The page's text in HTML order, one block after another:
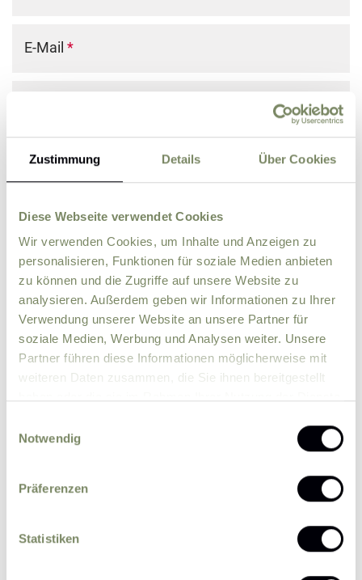
Zustimmung Details Über Cookies
Diese Webseite verwendet Cookies
Wir verwenden Cookies, um Inhalte und Anzeigen zu
personalisieren, Funktionen für soziale Medien anbieten
zu können und die Zugriffe auf unsere Website zu
analysieren. Außerdem geben wir Informationen zu Ihrer
Verwendung unserer Website an unsere Partner für
soziale Medien, Werbung und Analysen weiter. Unsere
Partner führen diese Informationen möglicherweise mit
weiteren Daten zusammen, die Sie ihnen bereitgestellt
Notwendig
Präferenzen
Statistiken
E-Mail *
Street
ZIP City
Country
Comment